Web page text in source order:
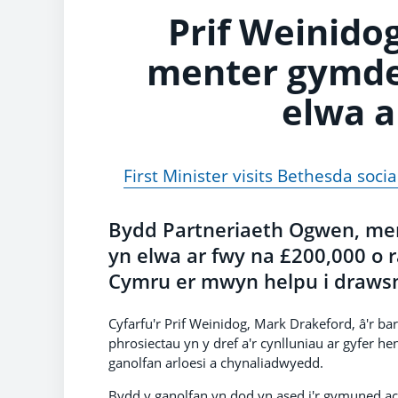
Prif
menter
elwa
First Minister visits Bethesda
Bydd Partneriaeth Ogwen,
yn elwa ar fwy na £200,000 o
Cymru er mwyn helpu i
Cyfarfu'r Prif Weinidog, Mark Drakeford, â'r
phrosiectau yn y dref a'r cynlluniau ar gyfer
ganolfan arloesi a chynaliadwyedd.